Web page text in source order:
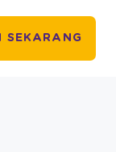
SEKARANG